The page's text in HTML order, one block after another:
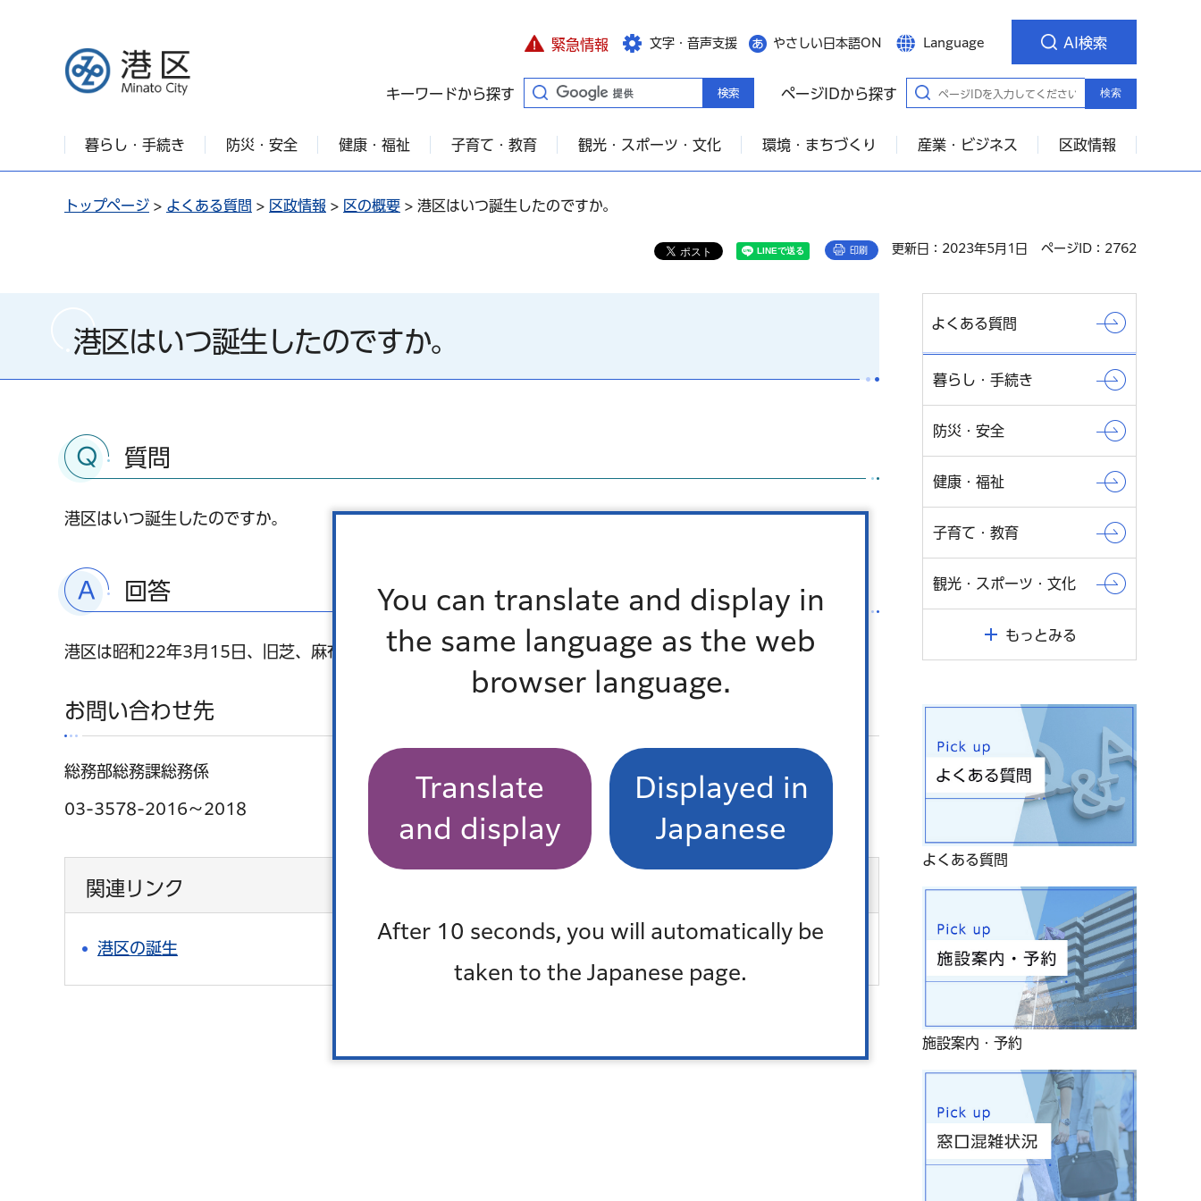
You can translate and display in
the same language as the web
browser language.
Translate
and display
Displayed in
Japanese
After 10 seconds, you will automatically be
taken to the Japanese page.
港区
緊急情報 文字・音声支援 やさしい日本語ON Language AI検索
キーワードから探す ページIDから探す 検索
暮らし・手続き 防災・安全 健康・福祉 子育て・教育 観光・スポーツ・文化 環境・まちづくり 産業・ビジネス 区政情報
トップページ > よくある質問 > 区政情報 > 区の概要 > 港区はいつ誕生したのですか。
印刷 更新日：2023年5月1日 ページID：2762
港区はいつ誕生したのですか。
質問
港区はいつ誕生したのですか。
回答
港区は昭和22年3月15日、旧芝、麻布、赤坂の3区が統合され、「港区」が誕生しました。
お問い合わせ先
総務部総務課総務係
03-3578-2016～2018
関連リンク
港区の誕生
よくある質問
暮らし・手続き
防災・安全
健康・福祉
子育て・教育
観光・スポーツ・文化
もっとみる
よくある質問
施設案内・予約